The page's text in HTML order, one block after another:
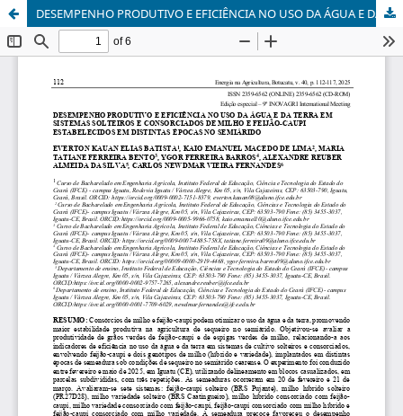
DESEMPENHO PRODUTIVO E EFICIÊNCIA NO USO DA ÁGUA E DA TERRA EM SISTEMAS SOLTEIROS E CONSORCIADOS DE MILHO E FEIJÃO-CAUPI ESTABELECIDOS EM DISTINTAS ÉPOCAS NO SEMIÁRIDO